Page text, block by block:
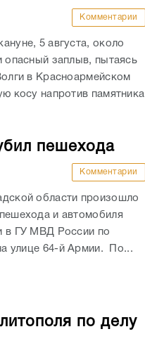
Комментарии
5 августа, около
опасный заплыв, пытаясь
в Красноармейском
косу напротив памятника
пешехода
Комментарии
области произошло
и автомобиля
в ГУ МВД России по
улице 64-й Армии. По...
по делу